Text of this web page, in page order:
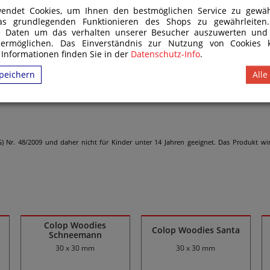
Cookies, um Ihnen den bestmöglichen Service zu
grundlegenden Funktionieren des Shops zu
Daten um das verhalten unserer Besucher auszuwerten
Das Einverständnis zur Nutzung von Cookies
finden Sie in der Datenschutz-Info.
Alle
Straße 5,4600 Wels, Austria
Nr. 48/2009 und daher nicht für Kinder unter 14 Jahren geeignet. Das Produkt
Colop Woodies
Schneemann
30 x 30 mm
Colop Woodies Santa
30 x 30 mm